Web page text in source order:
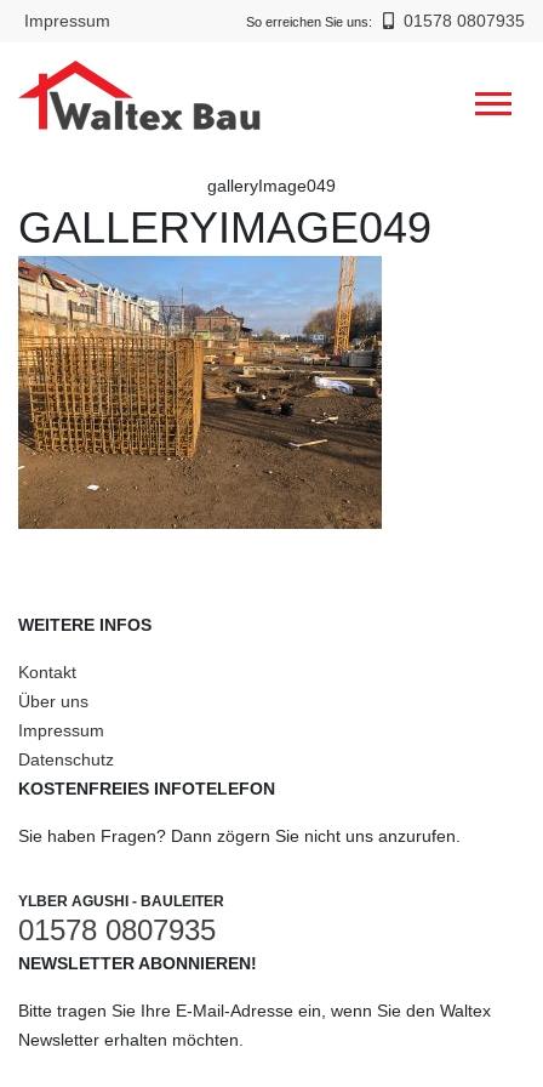
Impressum So erreichen Sie uns: 01578 0807935
galleryImage049
GALLERYIMAGE049
WEITERE INFOS
Kontakt
Über uns
Impressum
Datenschutz
KOSTENFREIES INFOTELEFON
Sie haben Fragen? Dann zögern Sie nicht uns anzurufen.
YLBER AGUSHI - BAULEITER
01578 0807935
NEWSLETTER ABONNIEREN!
Bitte tragen Sie Ihre E-Mail-Adresse ein, wenn Sie den Waltex
Newsletter erhalten möchten.